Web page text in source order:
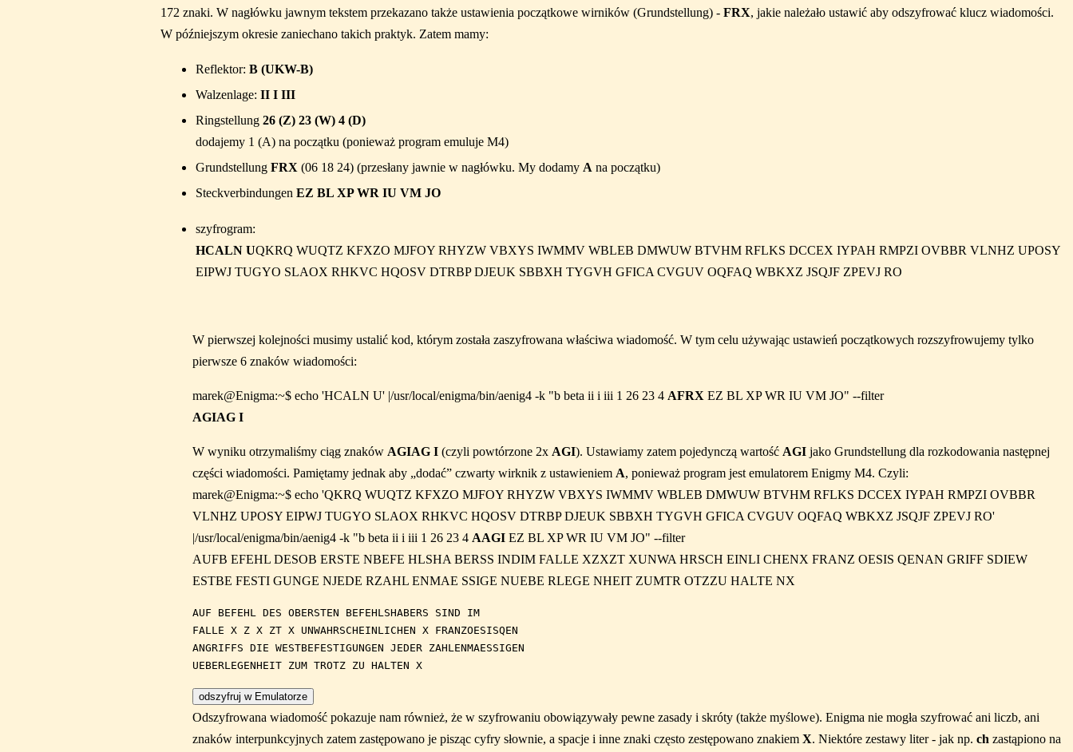
172 znaki. W nagłówku jawnym tekstem przekazano także ustawienia początkowe wirników (Grundstellung) - FRX, jakie należało ustawić aby odszyfrować klucz wiadomości.
W późniejszym okresie zaniechano takich praktyk. Zatem mamy:
Reflektor: B (UKW-B)
Walzenlage: II I III
Ringstellung 26 (Z) 23 (W) 4 (D)
dodajemy 1 (A) na początku (ponieważ program emuluje M4)
Grundstellung FRX (06 18 24) (przesłany jawnie w nagłówku. My dodamy A na początku)
Steckverbindungen EZ BL XP WR IU VM JO
szyfrogram:
HCALN UQKRQ WUQTZ KFXZO MJFOY RHYZW VBXYS IWMMV WBLEB DMWUW BTVHM RFLKS DCCEX IYPAH RMPZI OVBBR VLNHZ UPOSY
EIPWJ TUGYO SLAOX RHKVC HQOSV DTRBP DJEUK SBBXH TYGVH GFICA CVGUV OQFAQ WBKXZ JSQJF ZPEVJ RO
W pierwszej kolejności musimy ustalić kod, którym została zaszyfrowana właściwa wiadomość. W tym celu używając ustawień początkowych rozszyfrowujemy tylko
pierwsze 6 znaków wiadomości:
marek@Enigma:~$ echo 'HCALN U' |/usr/local/enigma/bin/aenig4 -k "b beta ii i iii 1 26 23 4 AFRX EZ BL XP WR IU VM JO" --filter
AGIAG I
W wyniku otrzymaliśmy ciąg znaków AGIAG I (czyli powtórzone 2x AGI). Ustawiamy zatem pojedynczą wartość AGI jako Grundstellung dla rozkodowania następnej
części wiadomości. Pamiętamy jednak aby „dodać” czwarty wirknik z ustawieniem A, ponieważ program jest emulatorem Enigmy M4. Czyli:
marek@Enigma:~$ echo 'QKRQ WUQTZ KFXZO MJFOY RHYZW VBXYS IWMMV WBLEB DMWUW BTVHM RFLKS DCCEX IYPAH RMPZI OVBBR
VLNHZ UPOSY EIPWJ TUGYO SLAOX RHKVC HQOSV DTRBP DJEUK SBBXH TYGVH GFICA CVGUV OQFAQ WBKXZ JSQJF ZPEVJ RO'
|/usr/local/enigma/bin/aenig4 -k "b beta ii i iii 1 26 23 4 AAGI EZ BL XP WR IU VM JO" --filter
AUFB EFEHL DESOB ERSTE NBEFE HLSHA BERSS INDIM FALLE XZXZT XUNWA HRSCH EINLI CHENX FRANZ OESIS QENAN GRIFF SDIEW
ESTBE FESTI GUNGE NJEDE RZAHL ENMAE SSIGE NUEBE RLEGE NHEIT ZUMTR OTZZU HALTE NX
AUF BEFEHL DES OBERSTEN BEFEHLSHABERS SIND IM
FALLE X Z X ZT X UNWAHRSCHEINLICHEN X FRANZOESISQEN
ANGRIFFS DIE WESTBEFESTIGUNGEN JEDER ZAHLENMAESSIGEN
Odszyfrowana wiadomość pokazuje nam również, że w szyfrowaniu obowiązywały pewne zasady i skróty (także myślowe). Enigma nie mogła szyfrować ani liczb, ani
znaków interpunkcyjnych zatem zastępowano je pisząc cyfry słownie, a spacje i inne znaki często zestępowano znakiem X. Niektóre zestawy liter - jak np. ch zastąpiono na